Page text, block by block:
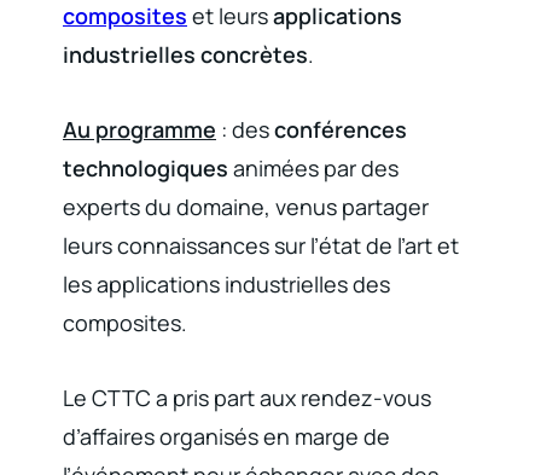
composites et leursapplications
industrielles concrètes.
Au programme : desconférences
technologiques animées par des
experts du domaine, venus partager
leurs connaissances sur l’état de l’art et
les applications industrielles des
composites.
Le CTTC a pris part aux rendez-vous
d’affaires organisés en marge de